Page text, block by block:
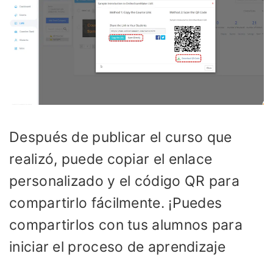
Después de publicar el curso que
realizó, puede copiar el enlace
personalizado y el código QR para
compartirlo fácilmente. ¡Puedes
compartirlos con tus alumnos para
iniciar el proceso de aprendizaje